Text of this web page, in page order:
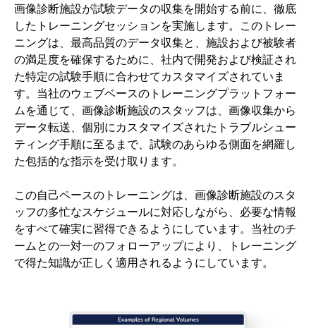
画像診断施設が試験データの収集を開始する前に、徹底
したトレーニングセッションを実施します。このトレー
ニングは、最高品質のデータ収集と、施設および被験者
の満足度を確保するために、社内で開発および検証され
た特定の試験手順に合わせてカスタマイズされていま
す。当社のウェブベースのトレーニングプラットフォー
ムを通じて、画像診断施設のスタッフは、画像収集から
データ転送、個別にカスタマイズされたトラブルシュー
ティング手順に至るまで、試験のあらゆる側面を網羅し
た包括的な指示を受け取ります。
この自己ペースのトレーニングは、画像診断施設のスタ
ッフの多忙なスケジュールに対応しながら、必要な情報
をすべて確実に習得できるようにしています。当社のチ
ームとの一対一のフォローアップにより、トレーニング
で得た知識が正しく適用されるようにしています。